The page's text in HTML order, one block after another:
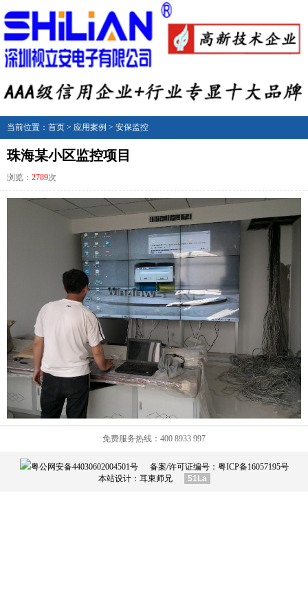
当前位置： 首页 > 应用案例 > 安保监控
珠海某小区监控项目
浏览： 2789次
免费服务热线：400 8933 997
粤公网安备44030602004501号 备案/许可证编号： 粤ICP备16057195号
本站设计： 耳東师兄 51La